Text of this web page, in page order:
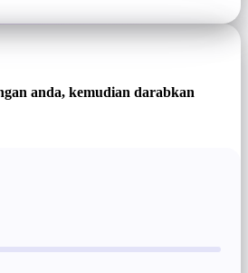
anda, kemudian darabkan